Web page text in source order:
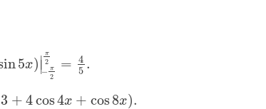
5x)∣∣
π
2
– π
2
=
4
5 .
3 + 4cos4x + cos8x).